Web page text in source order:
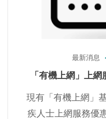
最新消息
「有機上網」上
現有「有機上網」
疾人士上網服務優